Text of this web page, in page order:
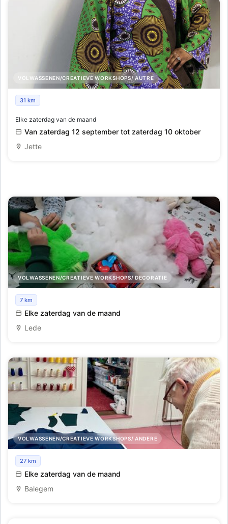
VOLWASSENEN/CREATIEVE WORKSHOPS/ AUTRE
Naaicursus
31 km
Elke zaterdag van de maand
Van zaterdag 12 september tot zaterdag 10 oktober
Jette
VOLWASSENEN/CREATIEVE WORKSHOPS/ DECORATIE
Vul je knuffelbeer of squishie
7 km
Elke zaterdag van de maand
Lede
VOLWASSENEN/CREATIEVE WORKSHOPS/ ANDERE
Vrije naailessen
27 km
Elke zaterdag van de maand
Balegem